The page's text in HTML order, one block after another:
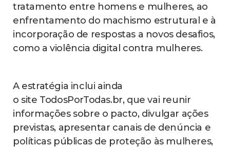
tratamento entre homens e mulheres, ao
enfrentamento do machismo estrutural e à
incorporação de respostas a novos desafios,
como a violência digital contra mulheres.
A estratégia inclui ainda
o site TodosPorTodas.br, que vai reunir
informações sobre o pacto, divulgar ações
previstas, apresentar canais de denúncia e
políticas públicas de proteção às mulheres,